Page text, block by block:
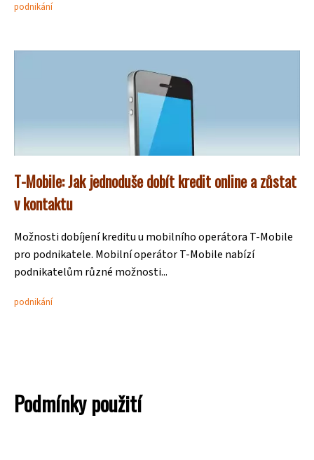
podnikání
T-Mobile: Jak jednoduše dobít kredit online a zůstat
v kontaktu
Možnosti dobíjení kreditu u mobilního operátora T-Mobile
pro podnikatele. Mobilní operátor T-Mobile nabízí
podnikatelům různé možnosti...
podnikání
Podmínky použití